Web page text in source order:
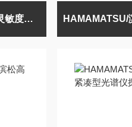
日本HAMAMATSU/滨松高灵敏度型微型光谱仪